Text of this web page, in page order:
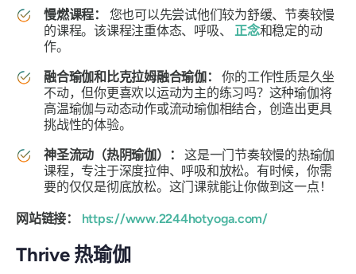
慢燃课程：
您也可以先尝试他们较为舒缓、节奏较慢
的课程。该课程注重体态、呼吸、正念和稳定的动
作。
融合瑜伽和比克拉姆融合瑜伽：
你的工作性质是久坐
不动，但你更喜欢以运动为主的练习吗？这种瑜伽将
高温瑜伽与动态动作或流动瑜伽相结合，创造出更具
挑战性的体验。
神圣流动（热阴瑜伽）：
这是一门节奏较慢的热瑜伽
课程，专注于深度拉伸、呼吸和放松。有时候，你需
要的仅仅是彻底放松。这门课就能让你做到这一点！
网站链接： https://www.2244hotyoga.com/
Thrive 热瑜伽